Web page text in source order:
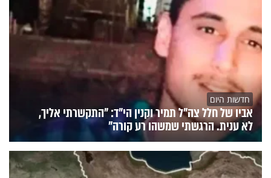
חדשות היום
אביו של חלל צה"ל תמיר וקנין הי"ד: "התקשרתי אליך,
לא ענית. הרגשתי שמשהו רע קורה"